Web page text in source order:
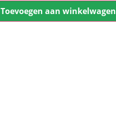
Toevoegen aan winkelwagen